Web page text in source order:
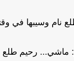
نام وسيبها في وقتها
رحيم طلع